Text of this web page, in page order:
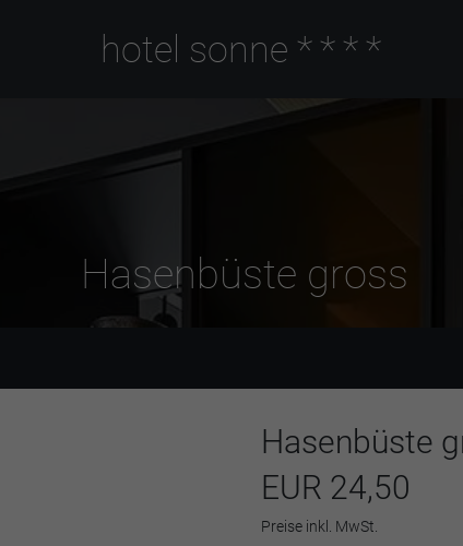
hotel sonne ****
Hasenbüste gross
Hasenbüste
EUR 24,50
Preise inkl. MwSt.